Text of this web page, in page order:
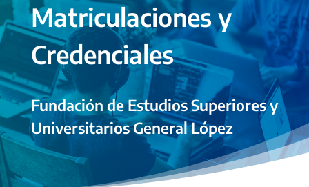
Matriculaciones y
Credenciales
Fundación de Estudios Superiores y
Universitarios General López